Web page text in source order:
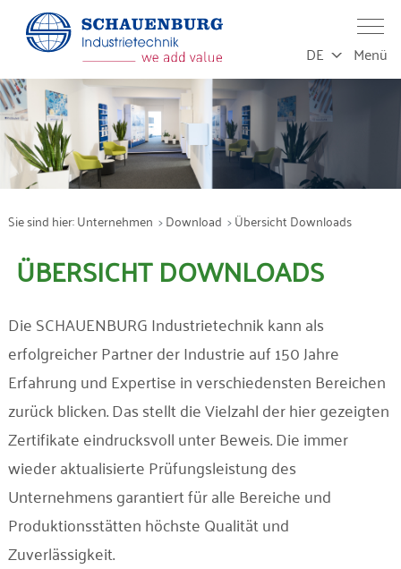
DE Menü
Leistungen
Produktion
Service
Produkte
Branchen
Unternehmen
Kontakt
Sie sind hier:Unternehmen Download Übersicht Downloads
ÜBERSICHT DOWNLOADS
Die SCHAUENBURG Industrietechnik kann als
erfolgreicher Partner der Industrie auf 150 Jahre
Erfahrung und Expertise in verschiedensten Bereichen
zurück blicken. Das stellt die Vielzahl der hier gezeigten
Zertifikate eindrucksvoll unter Beweis. Die immer
wieder aktualisierte Prüfungsleistung des
Unternehmens garantiert für alle Bereiche und
Produktionsstätten höchste Qualität und
Zuverlässigkeit.